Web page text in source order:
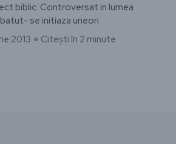
biblic. Controversat in lumea
se initiaza uneori
2013 Citești în 2 minute